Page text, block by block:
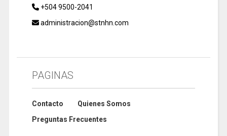
+504 9500-2041
administracion@stnhn.com
PAGINAS
Contacto
Quienes Somos
Preguntas Frecuentes